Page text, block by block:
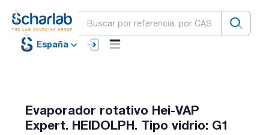
España
Evaporador rotativo Hei-VAP
Expert. HEIDOLPH. Tipo vidrio: G1